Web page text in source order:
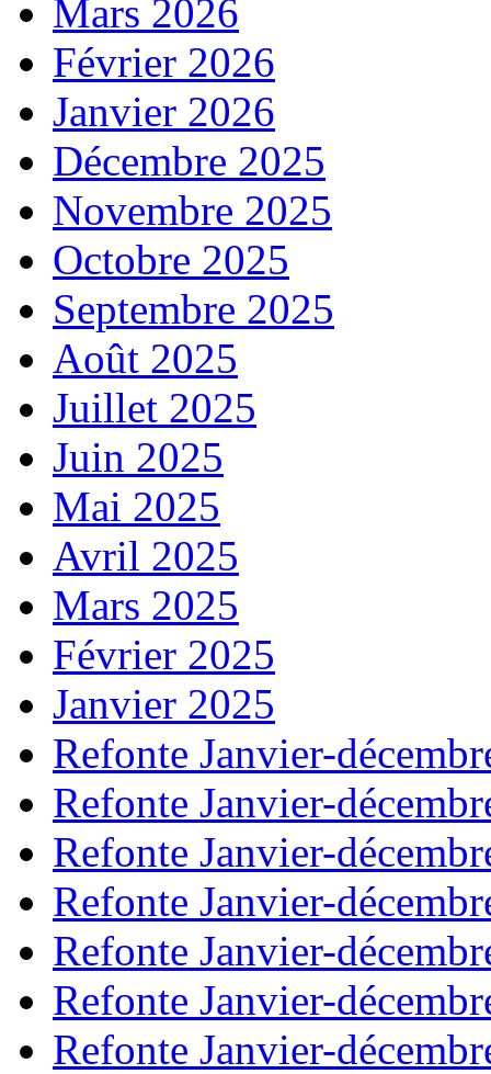
Mars 2026
Février 2026
Janvier 2026
Décembre 2025
Novembre 2025
Octobre 2025
Septembre 2025
Août 2025
Juillet 2025
Juin 2025
Mai 2025
Avril 2025
Mars 2025
Février 2025
Janvier 2025
Refonte Janvier-
Refonte Janvier-
Refonte Janvier-
Refonte Janvier-
Refonte Janvier-
Refonte Janvier-
Refonte Janvier-